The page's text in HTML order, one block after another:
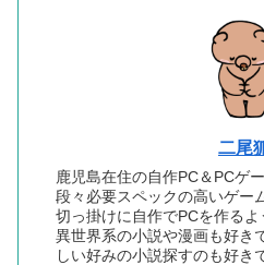
二尾
鹿児島在住の自作PC＆PCゲ
段々必要スペックの高いゲー
切っ掛けに自作でPCを作るよ
異世界系の小説や漫画も好き
しい好みの小説探すのも好き